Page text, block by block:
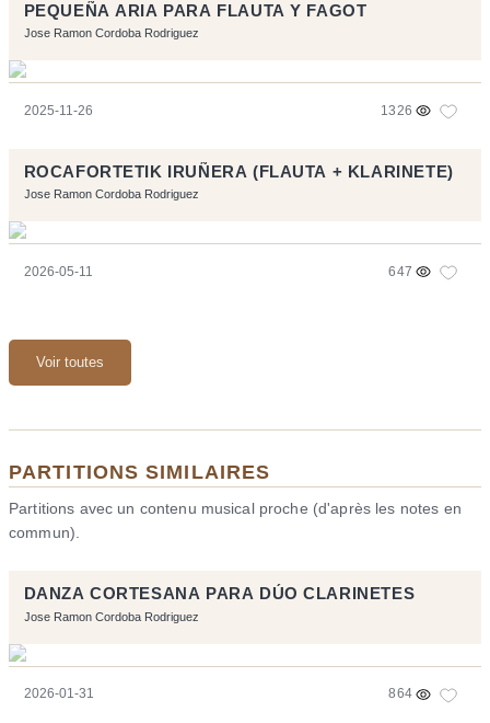
PEQUEÑA ARIA PARA FLAUTA Y FAGOT
Jose Ramon Cordoba Rodriguez
2025-11-26 1326
ROCAFORTETIK IRUÑERA (FLAUTA + KLARINETE)
Jose Ramon Cordoba Rodriguez
2026-05-11 647
Voir toutes
PARTITIONS SIMILAIRES
Partitions avec un contenu musical proche (d'après les notes en
commun).
DANZA CORTESANA PARA DÚO CLARINETES
Jose Ramon Cordoba Rodriguez
2026-01-31 864